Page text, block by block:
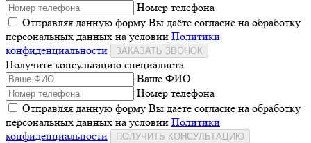
Номер телефона
Отправляя данную форму Вы даёте согласие на обработку
персональных данных на условии Политики
конфиденциальности
ЗАКАЗАТЬ ЗВОНОК
Получите консультацию специалиста
Ваше ФИО
Номер телефона
Отправляя данную форму Вы даёте согласие на обработку
персональных данных на условии Политики
конфиденциальности
ПОЛУЧИТЬ КОНСУЛЬТАЦИЮ